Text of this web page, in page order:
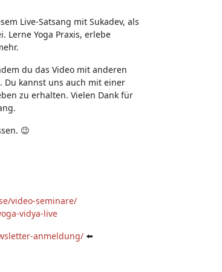
Live-Satsang mit Sukadev, als
Lerne Yoga Praxis, erlebe
du das Video mit anderen
Du kannst uns auch mit einer
zu erhalten. Vielen Dank für
😉
video-seminare/
vidya-live
anmeldung/ ⬅️